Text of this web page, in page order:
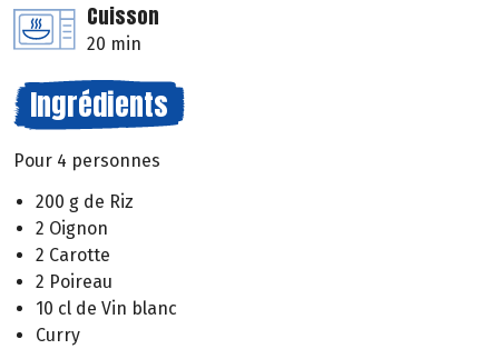
Cuisson
20 min
Ingrédients
Pour 4 personnes
200 g de Riz
2 Oignon
2 Carotte
2 Poireau
10 cl de Vin blanc
Curry